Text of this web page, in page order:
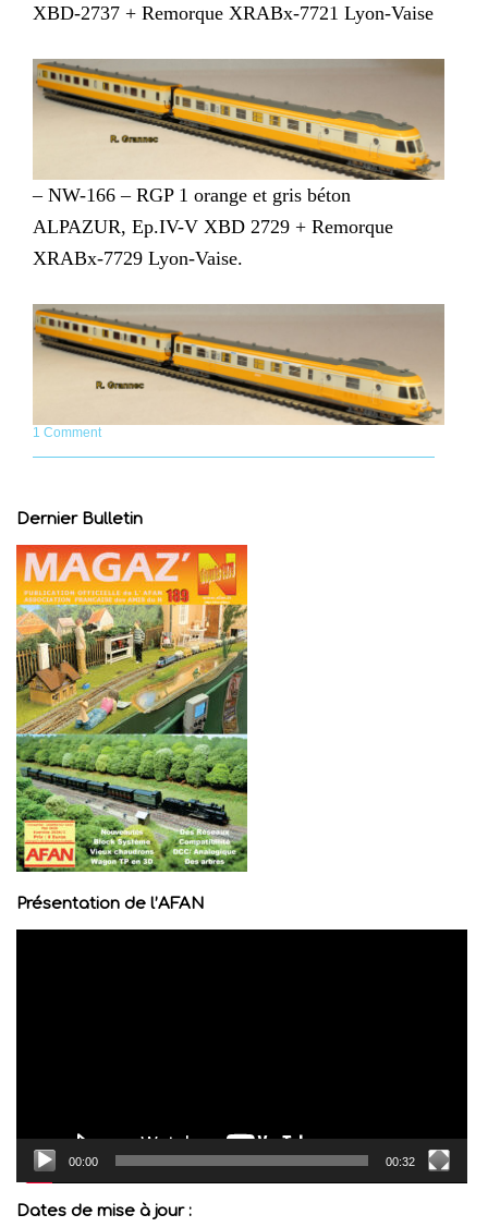
XBD-2737 + Remorque XRABx-7721 Lyon-Vaise
– NW-166 – RGP 1 orange et gris béton
ALPAZUR, Ep.IV-V XBD 2729 + Remorque
XRABx-7729 Lyon-Vaise.
1 Comment
Dernier Bulletin
Présentation de l’AFAN
00:00 00:32
Dates de mise à jour :